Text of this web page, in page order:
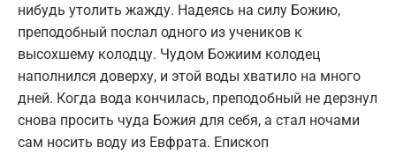
нибудь утолить жажду. Надеясь на силу Божию,
преподобный послал одного из учеников к
высохшему колодцу. Чудом Божиим колодец
наполнился доверху, и этой воды хватило на много
дней. Когда вода кончилась, преподобный не дерзнул
снова просить чуда Божия для себя, а стал ночами
сам носить воду из Евфрата. Епископ